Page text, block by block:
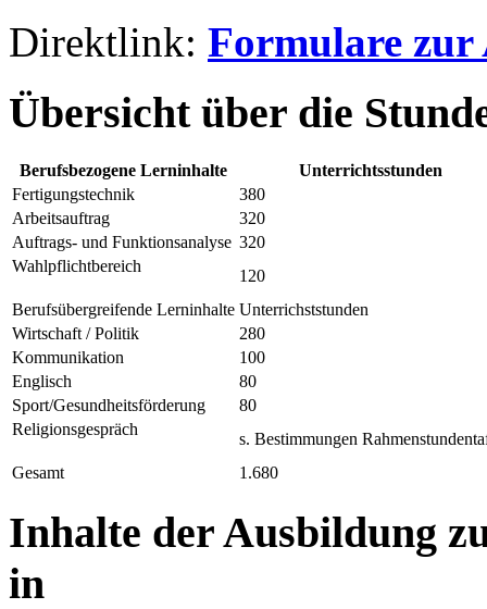
Direktlink: Formulare zur
Übersicht über die
Berufsbezogene Lerninhalte
Unterrichtsstunden
Fertigungstechnik
380
Arbeitsauftrag
320
Auftrags- und Funktionsanalyse 320
Wahlpflichtbereich
120
Berufsübergreifende Lerninhalte Unterrichststunden
Wirtschaft / Politik
280
Kommunikation
100
Englisch
80
Sport/Gesundheitsförderung
80
Religionsgespräch
s. Bestimmungen
Gesamt
1.680
Inhalte der Ausbildung
in